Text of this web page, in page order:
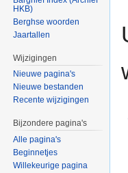
HKB)
Berghse woorden
Jaartallen
Wijzigingen
Nieuwe pagina's
Nieuwe bestanden
Recente wijzigingen
Bijzondere pagina's
Alle pagina's
Beginnetjes
Willekeurige pagina